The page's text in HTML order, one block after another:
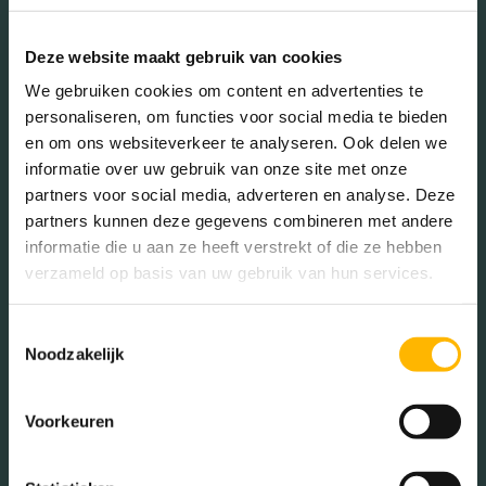
Deze website maakt gebruik van cookies
We gebruiken cookies om content en advertenties te
personaliseren, om functies voor social media te bieden
en om ons websiteverkeer te analyseren. Ook delen we
informatie over uw gebruik van onze site met onze
partners voor social media, adverteren en analyse. Deze
partners kunnen deze gegevens combineren met andere
informatie die u aan ze heeft verstrekt of die ze hebben
verzameld op basis van uw gebruik van hun services.
Noodzakelijk
Voorkeuren
Burgerlijke staat in wijk
Gehuwd (27.30%)
Ongehuwd (61.43%)
Gescheiden (8.87%)
Verweduwd (2.39%)
Leeftijd in wijk
0 - 15 jaar (21.84%)
15 - 25 jaar (17.41%)